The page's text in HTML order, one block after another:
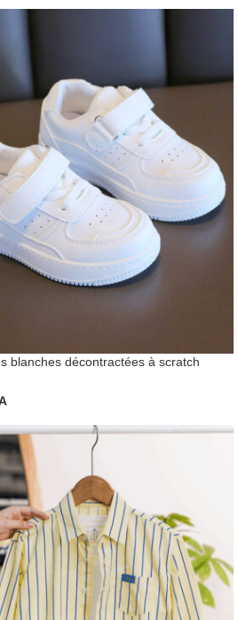
blanches décontractées à scratch